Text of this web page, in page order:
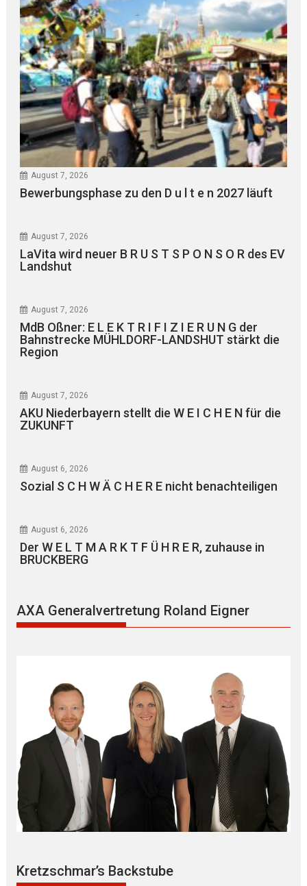
August 7, 2026
Bewerbungsphase zu den D u l t e n 2027 läuft
August 7, 2026
LaVita wird neuer B R U S T S P O N S O R des EV
Landshut
August 7, 2026
MdB Oßner: E L E K T R I F I Z I E R U N G der
Bahnstrecke MÜHLDORF-LANDSHUT stärkt die
Region
August 7, 2026
AKU Niederbayern stellt die W E I C H E N für die
ZUKUNFT
August 6, 2026
Sozial S C H W Ä C H E R E nicht benachteiligen
August 6, 2026
Der W E L T M A R K T F Ü H R E R, zuhause in
BRUCKBERG
AXA Generalvertretung Roland Eigner
Kretzschmar’s Backstube